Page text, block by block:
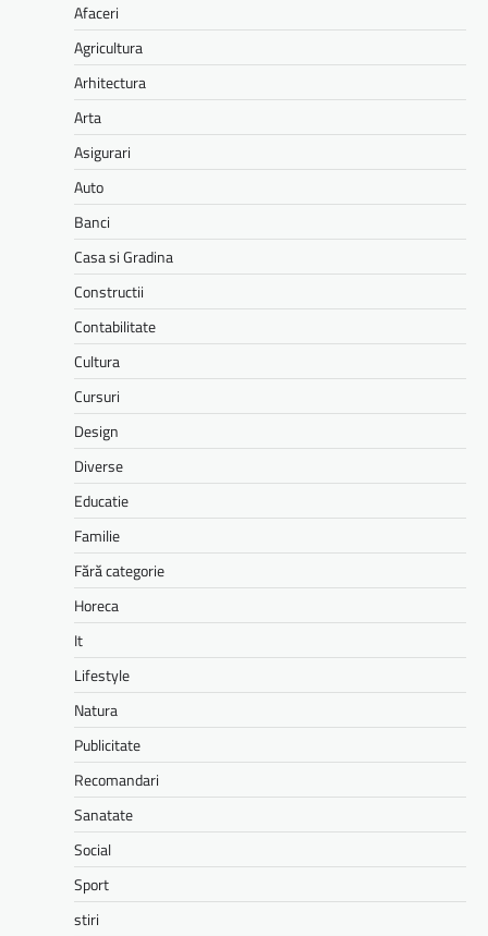
Afaceri
Agricultura
Arhitectura
Arta
Asigurari
Auto
Banci
Casa si Gradina
Constructii
Contabilitate
Cultura
Cursuri
Design
Diverse
Educatie
Familie
Fără categorie
Horeca
It
Lifestyle
Natura
Publicitate
Recomandari
Sanatate
Social
Sport
stiri